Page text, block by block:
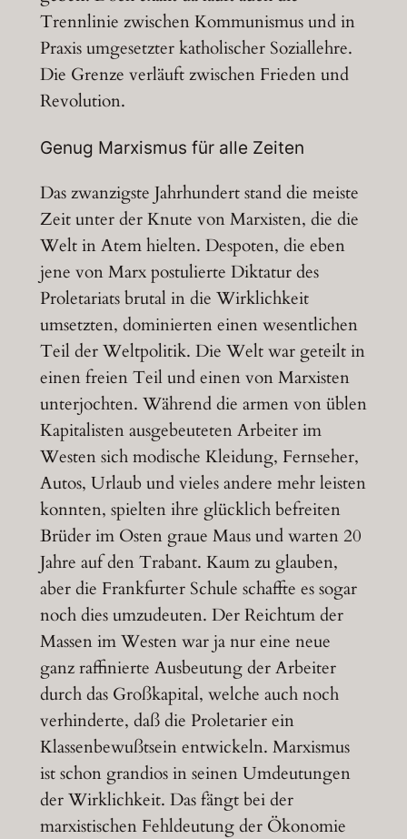
Trennlinie zwischen Kommunismus und in
Praxis umgesetzter katholischer Soziallehre.
Die Grenze verläuft zwischen Frieden und
Revolution.
Genug Marxismus für alle Zeiten
Das zwanzigste Jahrhundert stand die meiste
Zeit unter der Knute von Marxisten, die die
Welt in Atem hielten. Despoten, die eben
jene von Marx postulierte Diktatur des
Proletariats brutal in die Wirklichkeit
umsetzten, dominierten einen wesentlichen
Teil der Weltpolitik. Die Welt war geteilt in
einen freien Teil und einen von Marxisten
unterjochten. Während die armen von üblen
Kapitalisten ausgebeuteten Arbeiter im
Westen sich modische Kleidung, Fernseher,
Autos, Urlaub und vieles andere mehr leisten
konnten, spielten ihre glücklich befreiten
Brüder im Osten graue Maus und warten 20
Jahre auf den Trabant. Kaum zu glauben,
aber die Frankfurter Schule schaffte es sogar
noch dies umzudeuten. Der Reichtum der
Massen im Westen war ja nur eine neue
ganz raffinierte Ausbeutung der Arbeiter
durch das Großkapital, welche auch noch
verhinderte, daß die Proletarier ein
Klassenbewußtsein entwickeln. Marxismus
ist schon grandios in seinen Umdeutungen
der Wirklichkeit. Das fängt bei der
marxistischen Fehldeutung der Ökonomie